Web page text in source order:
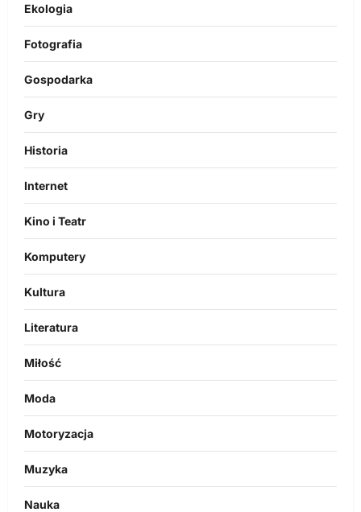
Ekologia
Fotografia
Gospodarka
Gry
Historia
Internet
Kino i Teatr
Komputery
Kultura
Literatura
Miłość
Moda
Motoryzacja
Muzyka
Nauka